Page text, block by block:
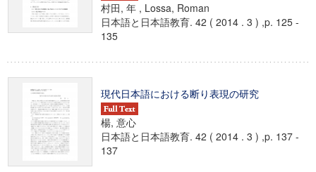
村田, 年 , Lossa, Roman
日本語と日本語教育. 42 ( 2014 . 3 ) ,p. 125 -
135
現代日本語における断り表現の研究
楊, 意心
日本語と日本語教育. 42 ( 2014 . 3 ) ,p. 137 -
137